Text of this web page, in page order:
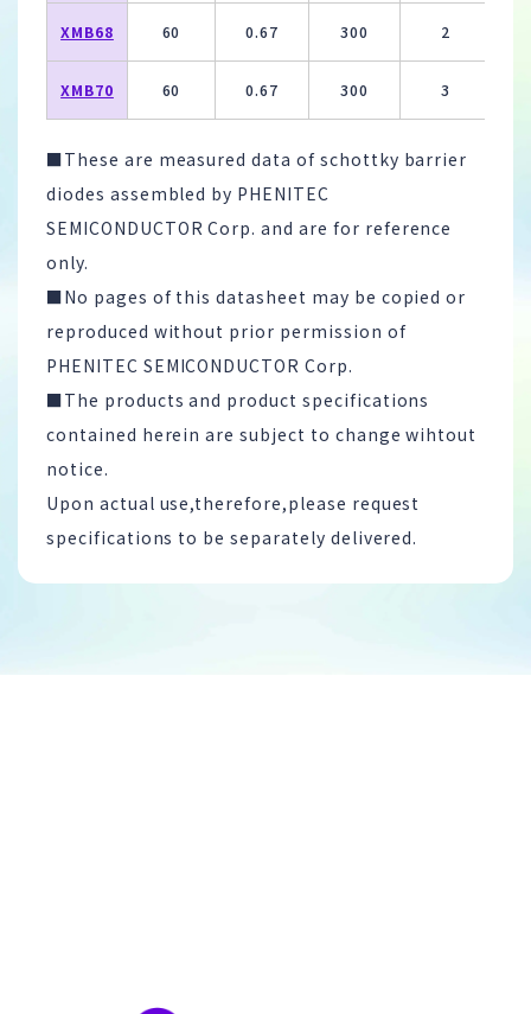
XMB68 60 0.67 300 2
XMB70 60 0.67 300 3
■These are measured data of schottky barrier
diodes assembled by PHENITEC
SEMICONDUCTOR Corp. and are for reference
only.
■No pages of this datasheet may be copied or
reproduced without prior permission of
PHENITEC SEMICONDUCTOR Corp.
■The products and product specifications
contained herein are subject to change wihtout
notice.
Upon actual use,therefore,please request
specifications to be separately delivered.